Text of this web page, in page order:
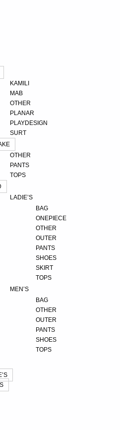
KAMILI
MAB
OTHER
PLANAR
PLAYDESIGN
SURT
OTHER
PANTS
TOPS
LADIE’S
BAG
ONEPIECE
OTHER
OUTER
PANTS
SHOES
SKIRT
TOPS
MEN’S
BAG
OTHER
OUTER
PANTS
SHOES
TOPS